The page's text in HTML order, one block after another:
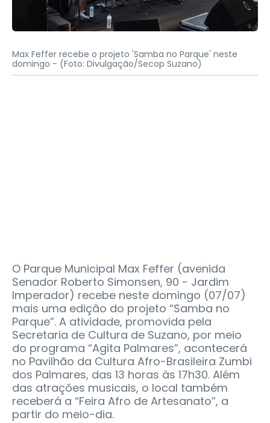
Max Feffer recebe o projeto 'Samba no Parque' neste
domingo - (Foto: Divulgação/Secop Suzano)
O Parque Municipal Max Feffer (avenida
Senador Roberto Simonsen, 90 - Jardim
Imperador) recebe neste domingo (07/07)
mais uma edição do projeto “Samba no
Parque”. A atividade, promovida pela
Secretaria de Cultura de Suzano, por meio
do programa “Agita Palmares”, acontecerá
no Pavilhão da Cultura Afro-Brasileira Zumbi
dos Palmares, das 13 horas às 17h30. Além
das atrações musicais, o local também
receberá a “Feira Afro de Artesanato”, a
partir do meio-dia.